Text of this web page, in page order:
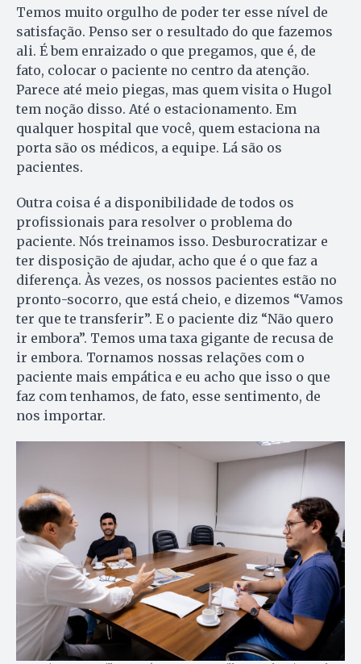
Temos muito orgulho de poder ter esse nível de
satisfação. Penso ser o resultado do que fazemos
ali. É bem enraizado o que pregamos, que é, de
fato, colocar o paciente no centro da atenção.
Parece até meio piegas, mas quem visita o Hugol
tem noção disso. Até o estacionamento. Em
qualquer hospital que você, quem estaciona na
porta são os médicos, a equipe. Lá são os
pacientes.
Outra coisa é a disponibilidade de todos os
profissionais para resolver o problema do
paciente. Nós treinamos isso. Desburocratizar e
ter disposição de ajudar, acho que é o que faz a
diferença. Às vezes, os nossos pacientes estão no
pronto-socorro, que está cheio, e dizemos “Vamos
ter que te transferir”. E o paciente diz “Não quero
ir embora”. Temos uma taxa gigante de recusa de
ir embora. Tornamos nossas relações com o
paciente mais empática e eu acho que isso o que
faz com tenhamos, de fato, esse sentimento, de
nos importar.